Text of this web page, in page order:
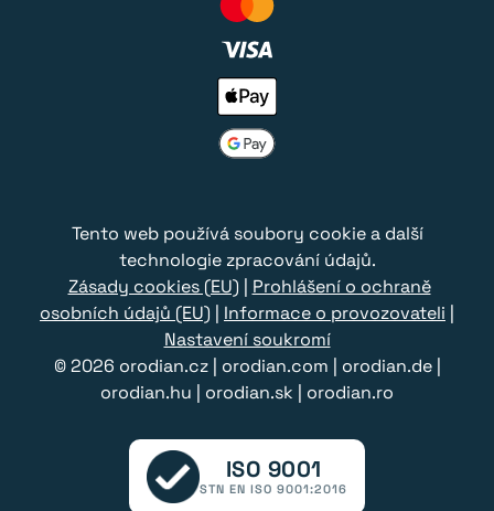
Tento web používá soubory cookie a další
technologie zpracování údajů.
Zásady cookies (EU)
Prohlášení o ochraně
osobních údajů (EU)
Informace o provozovateli
Nastavení soukromí
© 2026 orodian.cz| orodian.com orodian.de|
orodian.hu
orodian.sk orodian.ro
ISO 9001
STN EN ISO 9001:2016